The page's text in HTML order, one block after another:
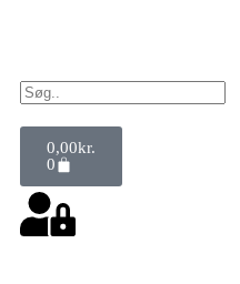
0,00kr.
0